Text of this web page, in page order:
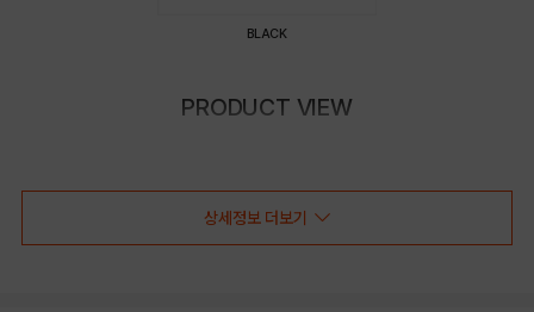
BLACK
PRODUCT VIEW
상세정보 더보기